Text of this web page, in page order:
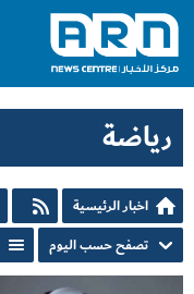
رياضة
اخبار الرئيسية
تصفح حسب اليوم